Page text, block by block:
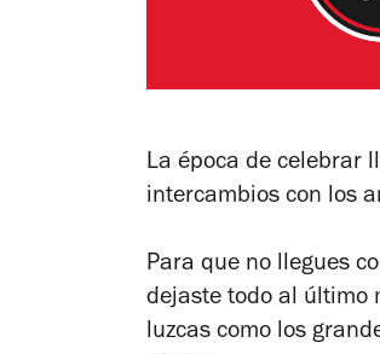
La época de celebrar
intercambios con los
Para que no llegues
dejaste todo al último
luzcas como los